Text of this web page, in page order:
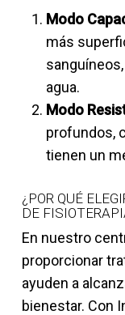
Modo
más
agua.
Modo
profundos,
tienen un
¿POR QUÉ
DE
En nuestro
proporcionar
ayuden a
bienestar. Con